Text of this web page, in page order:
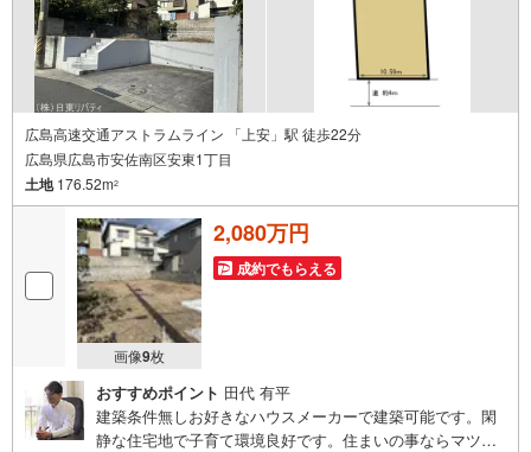
広島高速交通アストラムライン 「上安」駅 徒歩22分
広島県広島市安佐南区安東1丁目
土地176.52m2
画像9枚
2,080万円
成約でもらえる
おすすめポイント 田代 有平
建築条件無しお好きなハウスメーカーで建築可能です。閑
静な住宅地で子育て環境良好です。住まいの事ならマツダ